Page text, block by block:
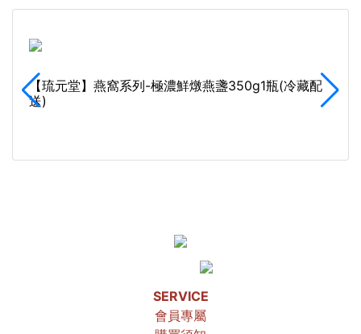
【琉元堂】燕窩系列-極濃鮮燉燕盞350g1瓶(冷藏配
送)
SERVICE
會員專屬